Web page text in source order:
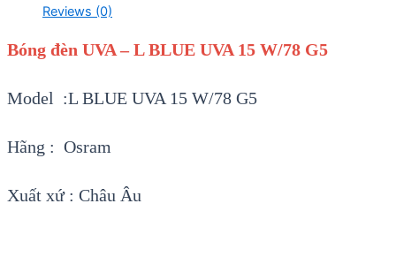
Reviews (0)
Bóng đèn UVA – L BLUE UVA 15 W/78 G5
Model :L BLUE UVA 15 W/78 G5
Hãng : Osram
Xuất xứ : Châu Âu